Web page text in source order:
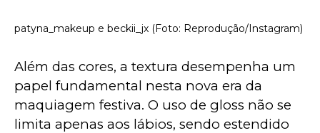
patyna_makeup e beckii_jx (Foto: Reprodução/Instagram)
Além das cores, a textura desempenha um
papel fundamental nesta nova era da
maquiagem festiva. O uso de gloss não se
limita apenas aos lábios, sendo estendido